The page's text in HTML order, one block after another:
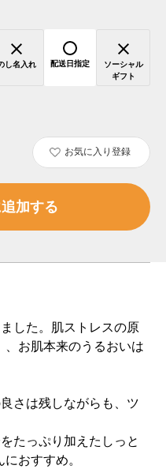
し名入れ 配送日指定
ソーシャル
ギフト
お気に入り登録
した。肌ストレスの原
、お肌本来のうるおいは
さは残しながらも、ツ
たっぷり加えたしっと
おすすめ。